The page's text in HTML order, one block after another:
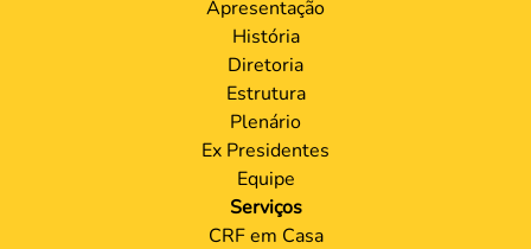
Apresentação
História
Diretoria
Estrutura
Plenário
Ex Presidentes
Equipe
Serviços
CRF em Casa